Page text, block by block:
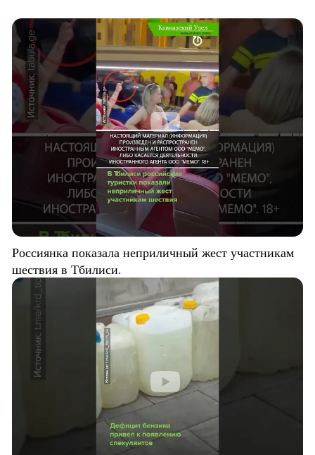
Россиянка показала неприличный жест участникам
шествия в Тбилиси.